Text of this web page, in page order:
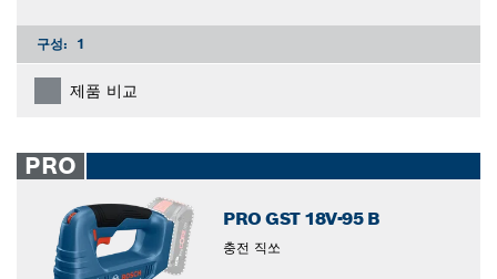
구성: 1
제품 비교
PRO
PRO GST 18V-95 B
충전 직쏘